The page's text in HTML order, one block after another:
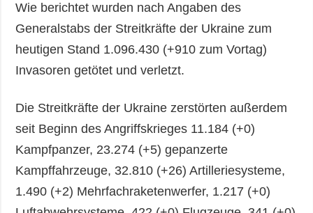
Wie berichtet wurden nach Angaben des
Generalstabs der Streitkräfte der Ukraine zum
heutigen Stand 1.096.430 (+910 zum Vortag)
Invasoren getötet und verletzt.
Die Streitkräfte der Ukraine zerstörten außerdem
seit Beginn des Angriffskrieges 11.184 (+0)
Kampfpanzer, 23.274 (+5) gepanzerte
Kampffahrzeuge, 32.810 (+26) Artilleriesysteme,
1.490 (+2) Mehrfachraketenwerfer, 1.217 (+0)